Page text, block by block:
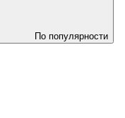
По популярности